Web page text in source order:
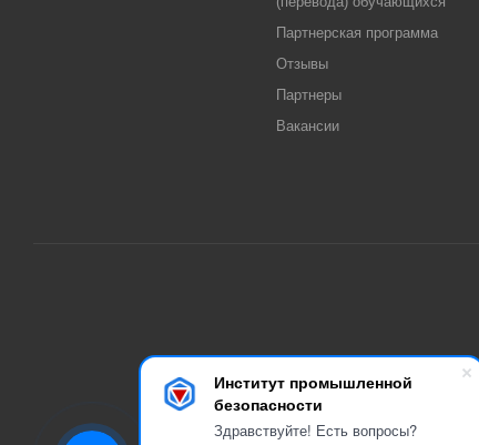
Институт промышленной
безопасности
Здравствуйте! Есть вопросы?
Партнерская программа
Отзывы
Партнеры
Вакансии